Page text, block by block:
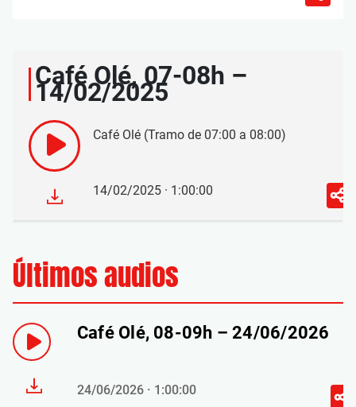
Café Olé, 07-08h –
14/02/2025
Café Olé (Tramo de 07:00 a 08:00)
14/02/2025 · 1:00:00
Últimos audios
Café Olé, 08-09h – 24/06/2026
24/06/2026 · 1:00:00